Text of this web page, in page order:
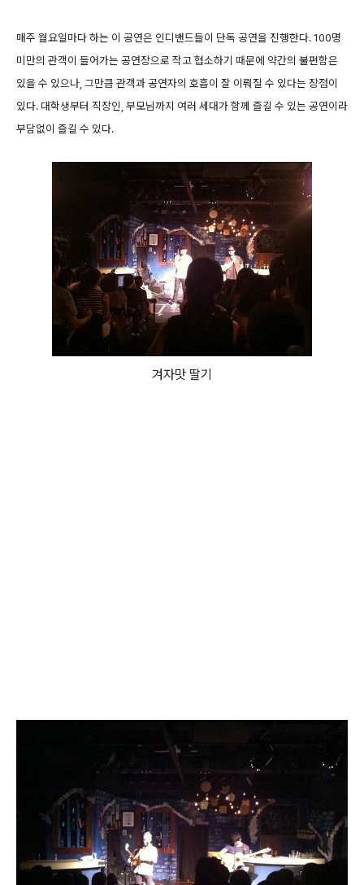
매주 월요일마다 하는 이 공연은 인디밴드들이 단독 공연을 진행한다. 100명
미만의 관객이 들어가는 공연장으로 작고 협소하기 때문에 약간의 불편함은
있을 수 있으나, 그만큼 관객과 공연자의 호흡이 잘 이뤄질 수 있다는 장점이
있다. 대학생부터 직장인, 부모님까지 여러 세대가 함께 즐길 수 있는 공연이라
부담없이 즐길 수 있다.
겨자맛 딸기